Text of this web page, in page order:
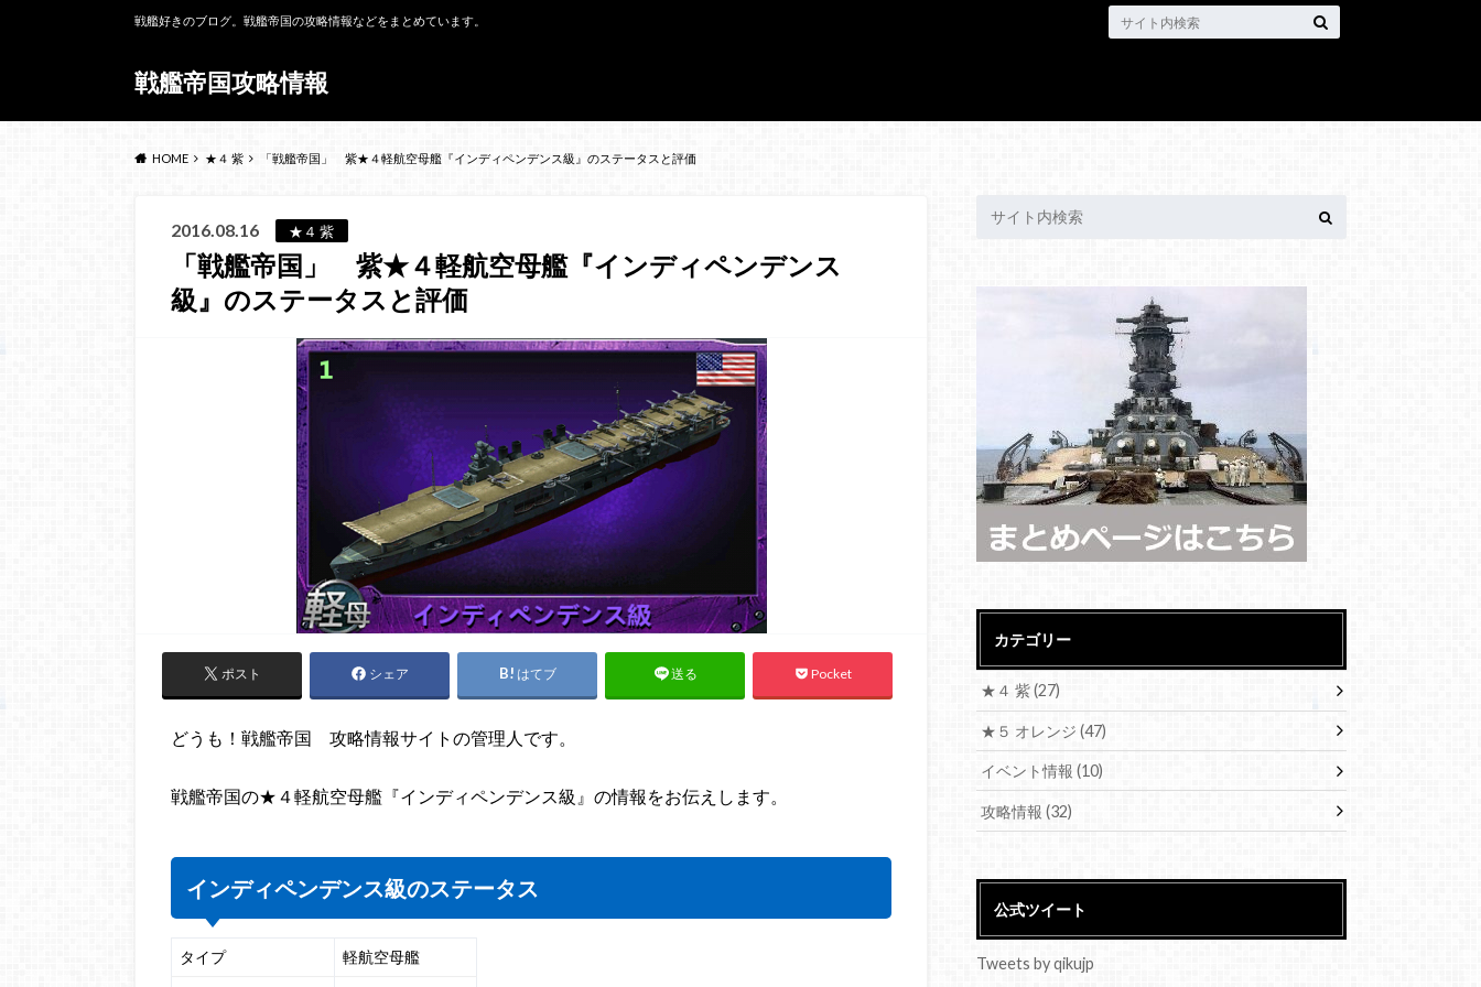
戦艦帝国攻略情報
戦艦好きのブログ。戦艦帝国の攻略情報などをまとめています。
HOME ★４ 紫 「戦艦帝国」 紫★４軽航空母艦『インディペンデンス級』のステータスと評価
2016.08.16 ★４ 紫
「戦艦帝国」 紫★４軽航空母艦『インディペンデンス
級』のステータスと評価
ポスト シェア はてブ 送る Pocket
どうも！戦艦帝国 攻略情報サイトの管理人です。
戦艦帝国の★４軽航空母艦『インディペンデンス級』の情報をお伝えします。
インディペンデンス級のステータス
タイプ 軽航空母艦
カテゴリー
★４ 紫(27)
★５ オレンジ(47)
イベント情報(10)
攻略情報(32)
公式ツイート
Tweets by qikujp